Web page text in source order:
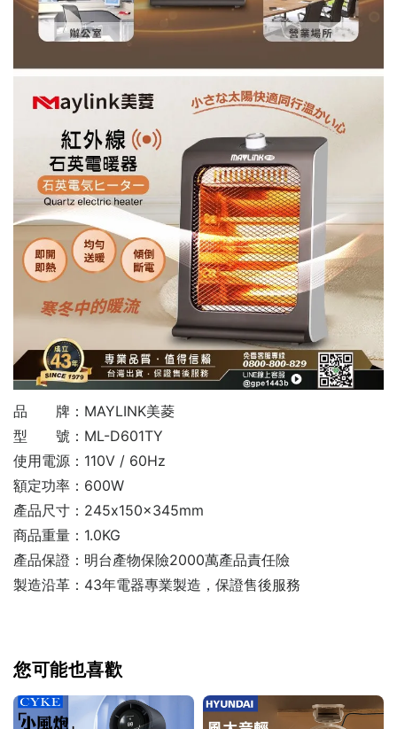
品 牌：MAYLINK美菱
型 號：ML-D601TY
使用電源：110V / 60Hz
額定功率：600W
產品尺寸：245x150x345mm
商品重量：1.0KG
產品保證：明台產物保險2000萬產品責任險
製造沿革：43年電器專業製造，保證售後服務
您可能也喜歡